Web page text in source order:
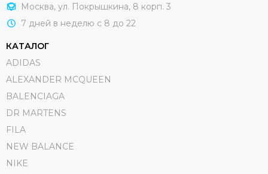
Москва, ул. Покрышкина, 8 корп. 3
7 дней в неделю с 8 до 22
КАТАЛОГ
ADIDAS
ALEXANDER MCQUEEN
BALENCIAGA
DR MARTENS
FILA
NEW BALANCE
NIKE